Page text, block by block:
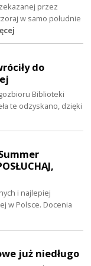
przez
w samo południe
do
Biblioteki
te odzyskano, dzięki
i najlepiej
w Polsce. Docenia
już niedługo